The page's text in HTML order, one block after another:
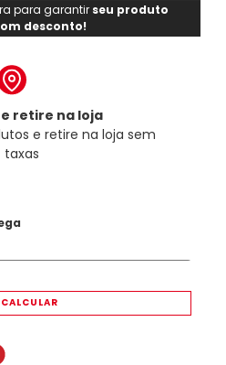
para garantir seu produto
desconto!
retire na loja
e retire na loja sem
taxas